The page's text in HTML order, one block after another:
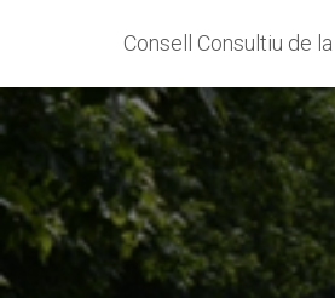
Consell Consultiu de